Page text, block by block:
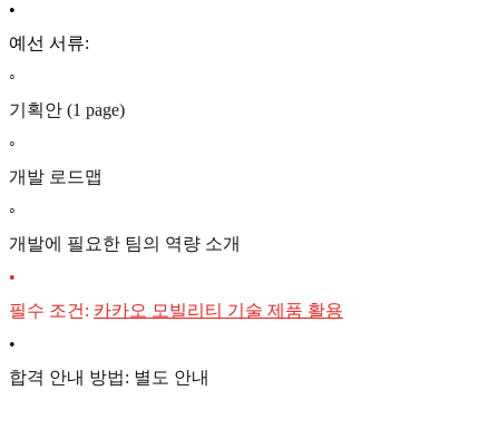
•
예선 서류:
◦
기획안 (1 page)
◦
개발 로드맵
◦
개발에 필요한 팀의 역량 소개
•
필수 조건: 카카오 모빌리티 기술 제품 활용
•
합격 안내 방법: 별도 안내